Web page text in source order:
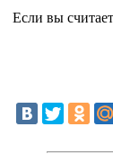
Если вы